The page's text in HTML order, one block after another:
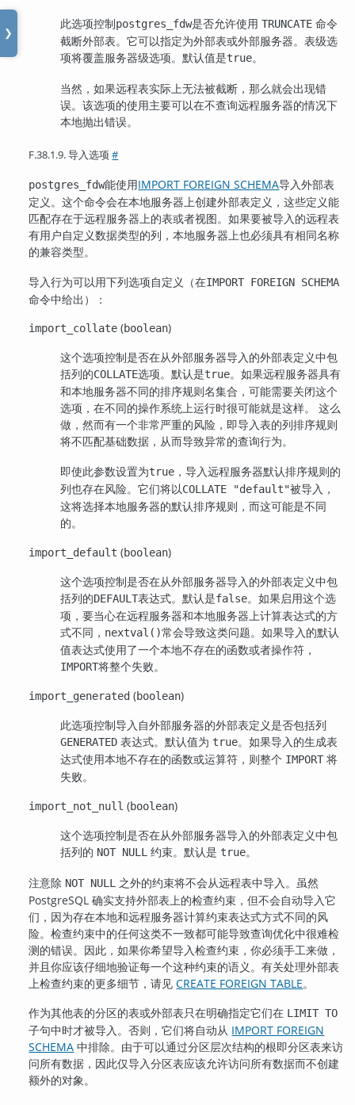
❯
此选项控制postgres_fdw是否允许使用TRUNCATE 命令
截断外部表。它可以指定为外部表或外部服务器。表级选
项将覆盖服务器级选项。默认值是true。
当然，如果远程表实际上无法被截断，那么就会出现错
误。该选项的使用主要可以在不查询远程服务器的情况下
本地抛出错误。
F.38.1.9. 导入选项#
postgres_fdw能使用IMPORT FOREIGN SCHEMA导入外部表
定义。这个命令会在本地服务器上创建外部表定义，这些定义能
匹配存在于远程服务器上的表或者视图。如果要被导入的远程表
有用户自定义数据类型的列，本地服务器上也必须具有相同名称
的兼容类型。
导入行为可以用下列选项自定义（在IMPORT FOREIGN SCHEMA
命令中给出）：
import_collate (boolean)
这个选项控制是否在从外部服务器导入的外部表定义中包
括列的COLLATE选项。默认是true。如果远程服务器具有
和本地服务器不同的排序规则名集合，可能需要关闭这个
选项，在不同的操作系统上运行时很可能就是这样。 这么
做，然而有一个非常严重的风险，即导入表的列排序规则
将不匹配基础数据，从而导致异常的查询行为。
即使此参数设置为true ，导入远程服务器默认排序规则的
列也存在风险。它们将以COLLATE "default"被导入，
这将选择本地服务器的默认排序规则，而这可能是不同
的。
import_default (boolean)
这个选项控制是否在从外部服务器导入的外部表定义中包
括列的DEFAULT表达式。默认是false。如果启用这个选
项，要当心在远程服务器和本地服务器上计算表达式的方
式不同， nextval()常会导致这类问题。如果导入的默认
值表达式使用了一个本地不存在的函数或者操作符，
IMPORT将整个失败。
import_generated (boolean)
此选项控制导入自外部服务器的外部表定义是否包括列
GENERATED 表达式。默认值为 true。如果导入的生成表
达式使用本地不存在的函数或运算符，则整个 IMPORT 将
失败。
import_not_null (boolean)
这个选项控制是否在从外部服务器导入的外部表定义中包
括列的 NOT NULL 约束。默认是 true。
注意除 NOT NULL
之外的约束将不会从远程表中导入。虽然
PostgreSQL 确实支持外部表上的检查约束，但不会自动导入它
们，因为存在本地和远程服务器计算约束表达式方式不同的风
险。检查约束中的任何这类不一致都可能导致查询优化中很难检
测的错误。因此，如果你希望导入检查约束，你必须手工来做，
并且你应该仔细地验证每一个这种约束的语义。有关处理外部表
上检查约束的更多细节，请见CREATE FOREIGN TABLE。
作为其他表的分区的表或外部表只在明确指定它们在 LIMIT TO
子句中时才被导入。否则，它们将自动从 IMPORT FOREIGN
SCHEMA 中排除。由于可以通过分区层次结构的根即分区表来访
问所有数据，因此仅导入分区表应该允许访问所有数据而不创建
额外的对象。